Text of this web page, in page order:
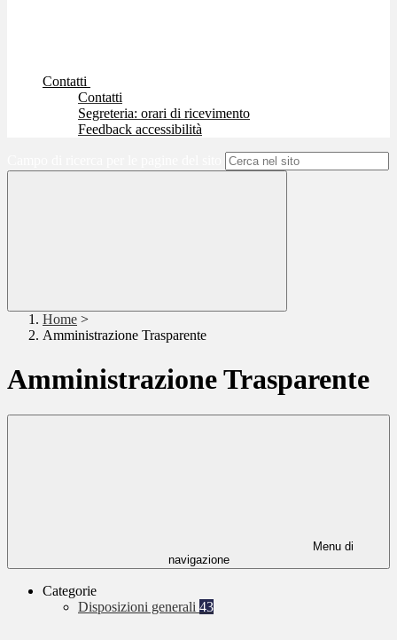
Contatti
Contatti
Segreteria: orari di ricevimento
Feedback accessibilità
Home >
Amministrazione Trasparente
Amministrazione Trasparente
Menu di
navigazione
Categorie
Disposizioni generali 43